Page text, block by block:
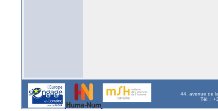
44, avenue de
Tél. :